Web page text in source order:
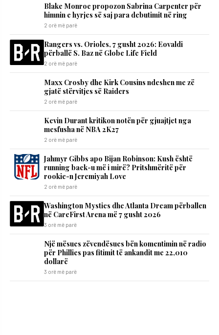
Blake Monroe propozon Sabrina Carpenter për
himnin e hyrjes së saj para debutimit në ring
2 orë më parë
Rangers vs. Orioles, 7 gusht 2026: Eovaldi
përballë S. Baz në Globe Life Field
2 orë më parë
Maxx Crosby dhe Kirk Cousins ndeshen me zë
gjatë stërvitjes së Raiders
2 orë më parë
Kevin Durant kritikon notën për gjuajtjet nga
mesfusha në NBA 2K27
2 orë më parë
Jahmyr Gibbs apo Bijan Robinson: Kush është
running back-u më i mirë? Pritshmëritë për
rookie-n Jeremiyah Love
2 orë më parë
Washington Mystics dhe Atlanta Dream përballen
në CareFirst Arena më 7 gusht 2026
3 orë më parë
Një mësues zëvendësues bën komentimin në radio
për Phillies pas fitimit të ankandit me 22,010
dollarë
3 orë më parë